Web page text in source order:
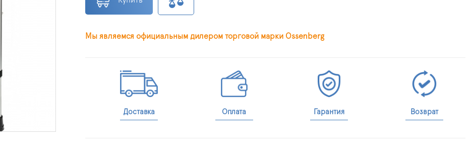
Мы являемся официальным дилером торговой марки Ossenberg
Доставка Оплата Гарантия Возврат